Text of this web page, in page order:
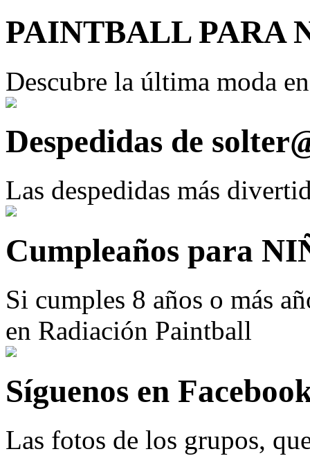
PAINTBALL PARA
Descubre la última moda
Despedidas de
Las despedidas más
Cumpleaños para
Si cumples 8 años o más
en Radiación Paintball
Síguenos en
Las fotos de los grupos,